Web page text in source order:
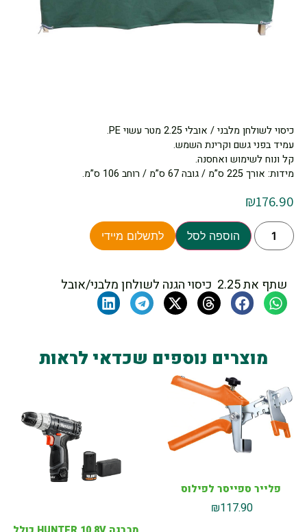
כיסוי לשולחן מלבני / אובלי 2.25 מטר עשוי PE.
עמיד בפני גשם וקרינת השמש.
קל ונוח לשימוש ואחסנה.
מידות: אורך 225 ס”מ / גובה 67 ס”מ / רוחב 106 ס”מ.
₪176.90
הוספה לסל לתשלום מיידי
שתף את 2.25 כיסוי הגנה לשולחן מלבני/אובל
מוצרים נוספים שכדאי לראות
פלייר ספייסר לפילוס
₪117.90